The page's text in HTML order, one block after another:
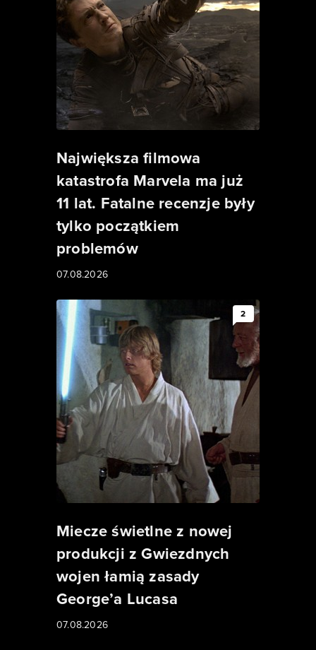
Największa filmowa
katastrofa Marvela ma już
11 lat. Fatalne recenzje były
tylko początkiem
problemów
07.08.2026
2
Miecze świetlne z nowej
produkcji z Gwiezdnych
wojen łamią zasady
George’a Lucasa
07.08.2026